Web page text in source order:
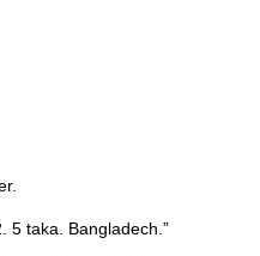
5 taka. Bangladech.”